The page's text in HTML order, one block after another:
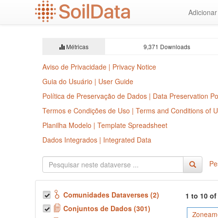
Métricas 9,371 Downloads
Aviso de Privacidade | Privacy Notice
Guia do Usuário | User Guide
Política de Preservação de Dados | Data Preservation
Termos e Condições de Uso | Terms and Conditions of
Planilha Modelo | Template Spreadsheet
Dados Integrados | Integrated Data
Comunidades Dataverses (2)
Conjuntos de Dados (301)
1 to 10